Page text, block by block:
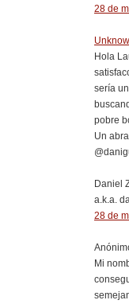
28 de
Hola
sería
pobre
Un
Daniel
a.k.a.
28 de
Mi